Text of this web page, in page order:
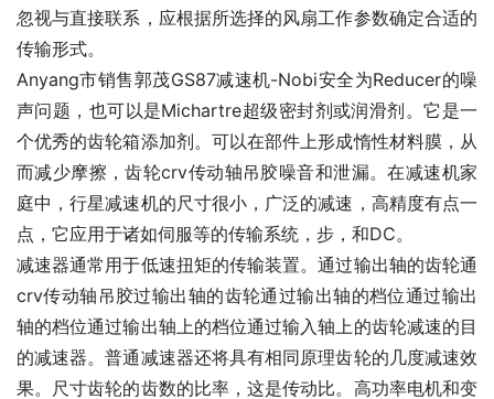
忽视与直接联系，应根据所选择的风扇工作参数确定合适的
传输形式。
Anyang市销售郭茂GS87减速机-Nobi安全为Reducer的噪
声问题，也可以是Michartre超级密封剂或润滑剂。它是一
个优秀的齿轮箱添加剂。可以在部件上形成惰性材料膜，从
而减少摩擦，齿轮crv传动轴吊胶噪音和泄漏。在减速机家
庭中，行星减速机的尺寸很小，广泛的减速，高精度有点一
点，它应用于诸如伺服等的传输系统，步，和DC。
减速器通常用于低速扭矩的传输装置。通过输出轴的齿轮通
crv传动轴吊胶过输出轴的齿轮通过输出轴的档位通过输出
轴的档位通过输出轴上的档位通过输入轴上的齿轮减速的目
的减速器。普通减速器还将具有相同原理齿轮的几度减速效
果。尺寸齿轮的齿数的比率，这是传动比。高功率电机和变